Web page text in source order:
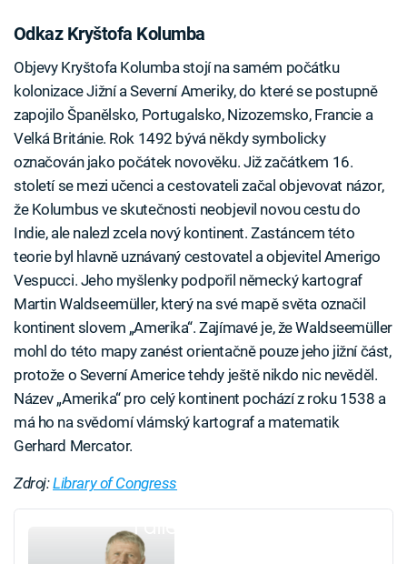
Odkaz Kryštofa Kolumba
Objevy Kryštofa Kolumba stojí na samém počátku
kolonizace Jižní a Severní Ameriky, do které se postupně
zapojilo Španělsko, Portugalsko, Nizozemsko, Francie a
Velká Británie. Rok 1492 bývá někdy symbolicky
označován jako počátek novověku. Již začátkem 16.
století se mezi učenci a cestovateli začal objevovat názor,
že Kolumbus ve skutečnosti neobjevil novou cestu do
Indie, ale nalezl zcela nový kontinent. Zastáncem této
teorie byl hlavně uznávaný cestovatel a objevitel Amerigo
Vespucci. Jeho myšlenky podpořil německý kartograf
Martin Waldseemüller, který na své mapě světa označil
kontinent slovem „Amerika“. Zajímavé je, že Waldseemüller
mohl do této mapy zanést orientačně pouze jeho jižní část,
protože o Severní Americe tehdy ještě nikdo nic nevěděl.
Název „Amerika“ pro celý kontinent pochází z roku 1538 a
má ho na svědomí vlámský kartograf a matematik
Gerhard Mercator.
Zdroj:Library of Congress
Failed to fetch